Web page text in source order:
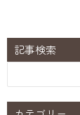
記事検索